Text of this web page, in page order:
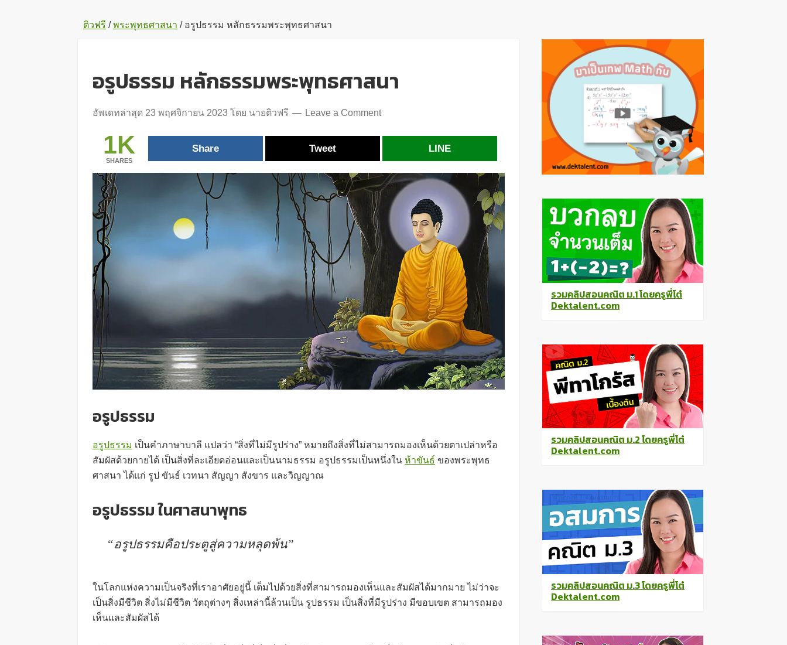
ติวฟรี / พระพุทธศาสนา /อรูปธรรม หลักธรรมพระพุทธศาสนา
อรูปธรรม หลักธรรมพระพุทธศาสนา
อัพเดทล่าสุด 23 พฤศจิกายน 2023 โดย นายติวฟรี Leave a Comment
1K
SHARES
Share Tweet LINE
อรูปธรรม
อรูปธรรม เป็นคำภาษาบาลี แปลว่า “สิ่งที่ไม่มีรูปร่าง” หมายถึงสิ่งที่ไม่สามารถมองเห็นด้วยตาเปล่าหรือ
สัมผัสด้วยกายได้ เป็นสิ่งที่ละเอียดอ่อนและเป็นนามธรรม อรูปธรรมเป็นหนึ่งใน ห้าขันธ์ ของพระพุทธ
ศาสนา ได้แก่ รูป ขันธ์ เวทนา สัญญา สังขาร และวิญญาณ
อรูปธรรม ในศาสนาพุทธ
“อรูปธรรมคือประตูสู่ความหลุดพ้น”
ในโลกแห่งความเป็นจริงที่เราอาศัยอยู่นี้ เต็มไปด้วยสิ่งที่สามารถมองเห็นและสัมผัสได้มากมาย ไม่ว่าจะ
เป็นสิ่งมีชีวิต สิ่งไม่มีชีวิต วัตถุต่างๆ สิ่งเหล่านี้ล้วนเป็น รูปธรรม เป็นสิ่งที่มีรูปร่าง มีขอบเขต สามารถมอง
เห็นและสัมผัสได้
Primary
Sidebar
รวมคลิปสอนคณิต ม.1 โดยครูพี่โต๋
Dektalent.com
รวมคลิปสอนคณิต ม.2 โดยครูพี่โต๋
Dektalent.com
รวมคลิปสอนคณิต ม.3 โดยครูพี่โต๋
Dektalent.com